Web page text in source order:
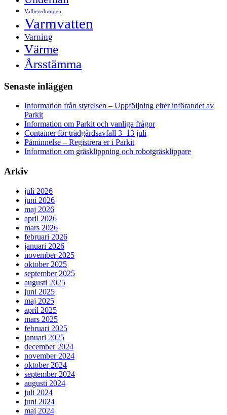
Valberedningen
Varmvatten
Varning
Värme
Årsstämma
Senaste inläggen
Information från styrelsen – Uppföljning efter införandet av
Parkit
Information om Parkit och vanliga frågor
Container för trädgårdsavfall 3–13 juli
Påminnelse – Registrera er i Parkit
Information om gräsklippning och robotgräsklippare
Arkiv
juli 2026
juni 2026
maj 2026
april 2026
mars 2026
februari 2026
januari 2026
november 2025
oktober 2025
september 2025
augusti 2025
juni 2025
maj 2025
april 2025
mars 2025
februari 2025
januari 2025
december 2024
november 2024
oktober 2024
september 2024
augusti 2024
juli 2024
juni 2024
maj 2024